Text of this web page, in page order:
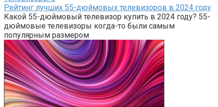
Рейтинг лучших 55-дюймовых телевизоров в 2024 году
Какой 55-дюймовый телевизор купить в 2024 году? 55-
дюймовые телевизоры когда-то были самым
популярным размером